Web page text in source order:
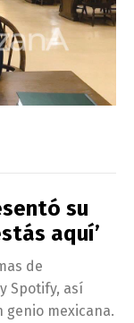
su
aquí’
de
Spotify, así
genio mexicana.